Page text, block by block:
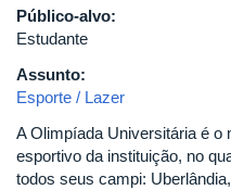
Público-alvo:
Estudante
Assunto:
Esporte / Lazer
A Olimpíada Universitária é o
esportivo da instituição, no
todos seus campi: